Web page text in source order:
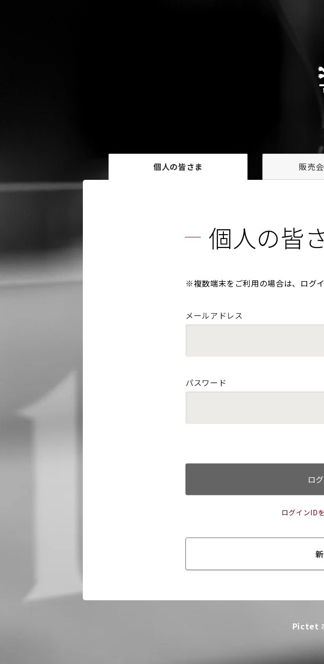
個人の皆さま 販売
個人の皆
※複数端末をご利用の場合は、ログ
メールアドレス
パスワード
ロ
ログインID
Pictet